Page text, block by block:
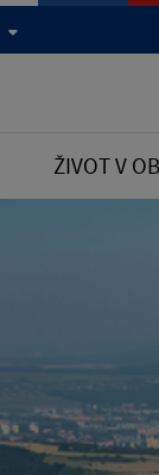
ŽIVOT V